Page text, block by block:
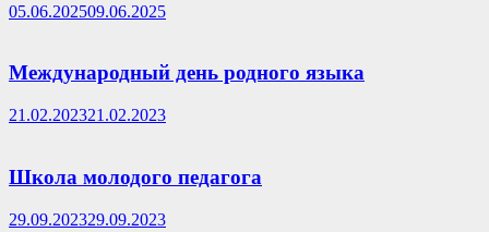
05.06.202509.06.2025
Международный день родного языка
21.02.202321.02.2023
Школа молодого педагога
29.09.202329.09.2023